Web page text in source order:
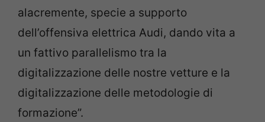
alacremente, specie a supporto
dell’offensiva elettrica Audi, dando vita a
un fattivo parallelismo tra la
digitalizzazione delle nostre vetture e la
digitalizzazione delle metodologie di
formazione”.